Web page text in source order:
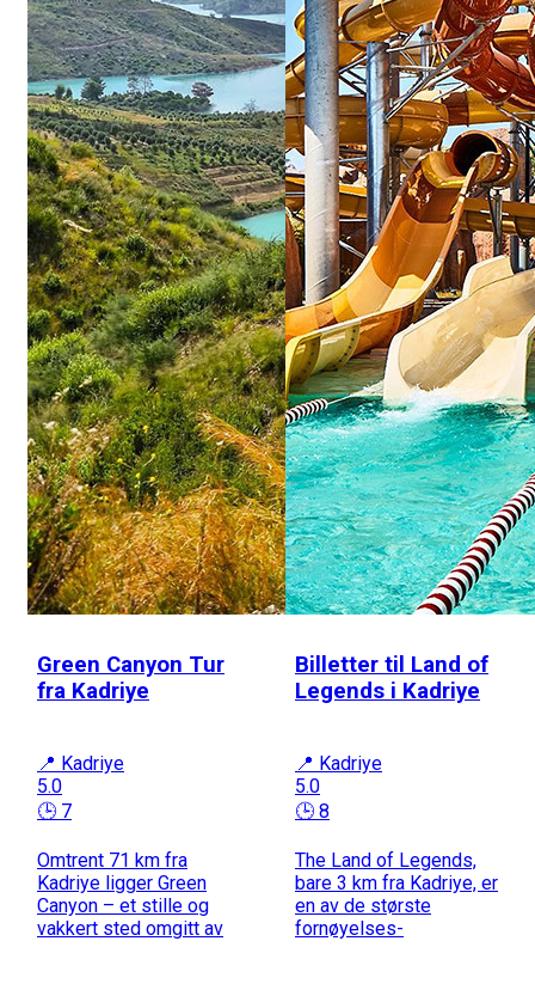
Green Canyon Tur
fra Kadriye
📍 Kadriye
5.0
🕒 7
Omtrent 71 km fra
Kadriye ligger Green
Canyon – et stille og
vakkert sted omgitt av
Billetter til Land of
Legends i Kadriye
📍 Kadriye
5.0
🕒 8
The Land of Legends,
bare 3 km fra Kadriye, er
en av de største
fornøyelses-